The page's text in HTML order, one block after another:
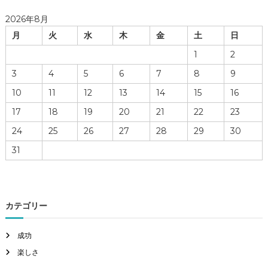
2026年8月
月
火 水 木 金 土
日
1
2
3
4 5 6 7 8
9
10
11 12 13 14 15
16
17
18 19 20 21 22
23
24
25 26 27 28 29
30
31
カテゴリー
成功
楽しさ